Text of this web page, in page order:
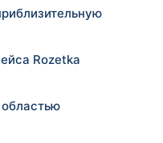
Rozetka